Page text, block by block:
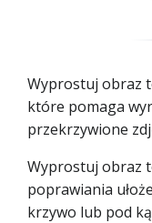
Wyprostuj obraz
które pomaga
przekrzywione
Wyprostuj obraz
poprawiania
krzywo lub pod